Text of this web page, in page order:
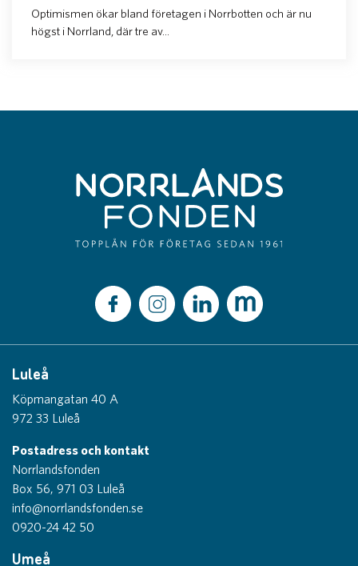
Optimismen ökar bland företagen i Norrbotten och är nu
högst i Norrland, där tre av...
Luleå
Köpmangatan 40 A
972 33 Luleå
Postadress och kontakt
Norrlandsfonden
Box 56, 971 03 Luleå
info@norrlandsfonden.se
0920-24 42 50
Umeå